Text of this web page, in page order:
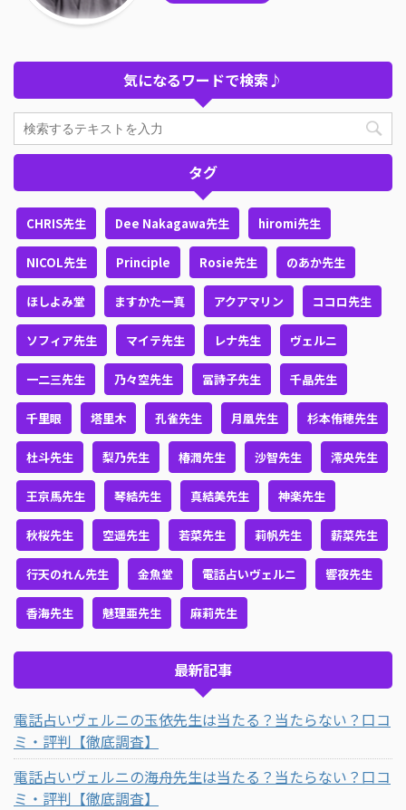
気になるワードで検索♪
タグ
CHRIS先生 Dee Nakagawa先生 hiromi先生
NICOL先生 Principle Rosie先生 のあか先生
ほしよみ堂 ますかた一真 アクアマリン ココロ先生
ソフィア先生 マイテ先生 レナ先生 ヴェルニ
一二三先生 乃々空先生 冨詩子先生 千晶先生
千里眼 塔里木 孔雀先生 月凰先生 杉本侑穂先生
杜斗先生 梨乃先生 椿潤先生 沙智先生 澪央先生
王京馬先生 琴結先生 真結美先生 神楽先生
秋桜先生 空遥先生 若菜先生 莉帆先生 薪菜先生
行天のれん先生 金魚堂 電話占いヴェルニ 響夜先生
香海先生 魅理亜先生 麻莉先生
最新記事
電話占いヴェルニの玉依先生は当たる？当たらない？口コ
ミ・評判【徹底調査】
電話占いヴェルニの海舟先生は当たる？当たらない？口コ
ミ・評判【徹底調査】